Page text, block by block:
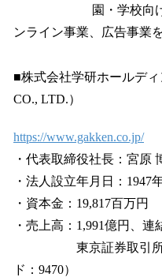
園・学校向け事業
ンライン事業、広告事業
■株式会社学研ホールデ
CO., LTD.）
https://www.gakken.co.jp/
・代表取締役社長：宮原
・法人設立年月日：1947
・資本金：19,817百万円
・売上高：1,991億円、連
東京証券取引所 プ
ド：9470）